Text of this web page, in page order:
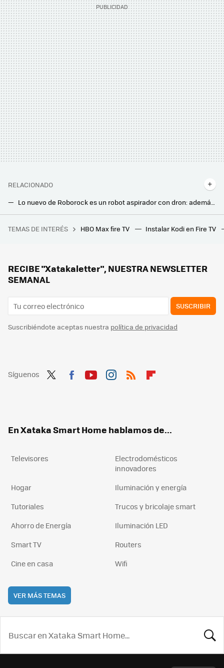
RELACIONADO
La nueva Roomba es Mini pero muy bestia en potencia: no necesita patas para llegar a cualquier sitio
"Necesito protegerme": A sus 84 años, Harrison Ford mantiene estos tres hábitos para cuidar su salud
TEMAS DE INTERÉS HBO Max fire TV Instalar Kodi en Fire TV
RECIBE "Xatakaletter", NUESTRA NEWSLETTER
SEMANAL
SUSCRIBIR
Suscribiéndote aceptas nuestra política de privacidad
Síguenos
En Xataka Smart Home hablamos de...
Televisores
Electrodomésticos
innovadores
Hogar
Iluminación y energía
Tutoriales
Trucos y bricolaje smart
Ahorro de Energía
Iluminación LED
Smart TV
Routers
Cine en casa
Wifi
VER MÁS TEMAS